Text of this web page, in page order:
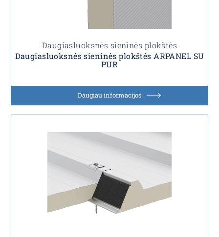
Daugiasluoksnės sieninės plokštės
Daugiasluoksnės sieninės plokštės ARPANEL SU
PUR
Daugiau informacijos